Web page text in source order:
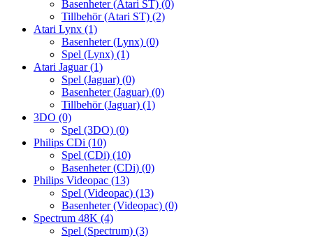
Basenheter (Atari ST) (0)
Tillbehör (Atari ST) (2)
Atari Lynx (1)
Basenheter (Lynx) (0)
Spel (Lynx) (1)
Atari Jaguar(1)
Spel (Jaguar) (0)
Basenheter (Jaguar) (0)
Tillbehör (Jaguar) (1)
3DO (0)
Spel (3DO) (0)
Philips CDi (10)
Spel (CDi) (10)
Basenheter (CDi) (0)
Philips Videopac (13)
Spel (Videopac) (13)
Basenheter (Videopac) (0)
Spectrum 48K (4)
Spel (Spectrum) (3)